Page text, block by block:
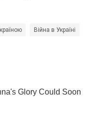
Війна в Україні